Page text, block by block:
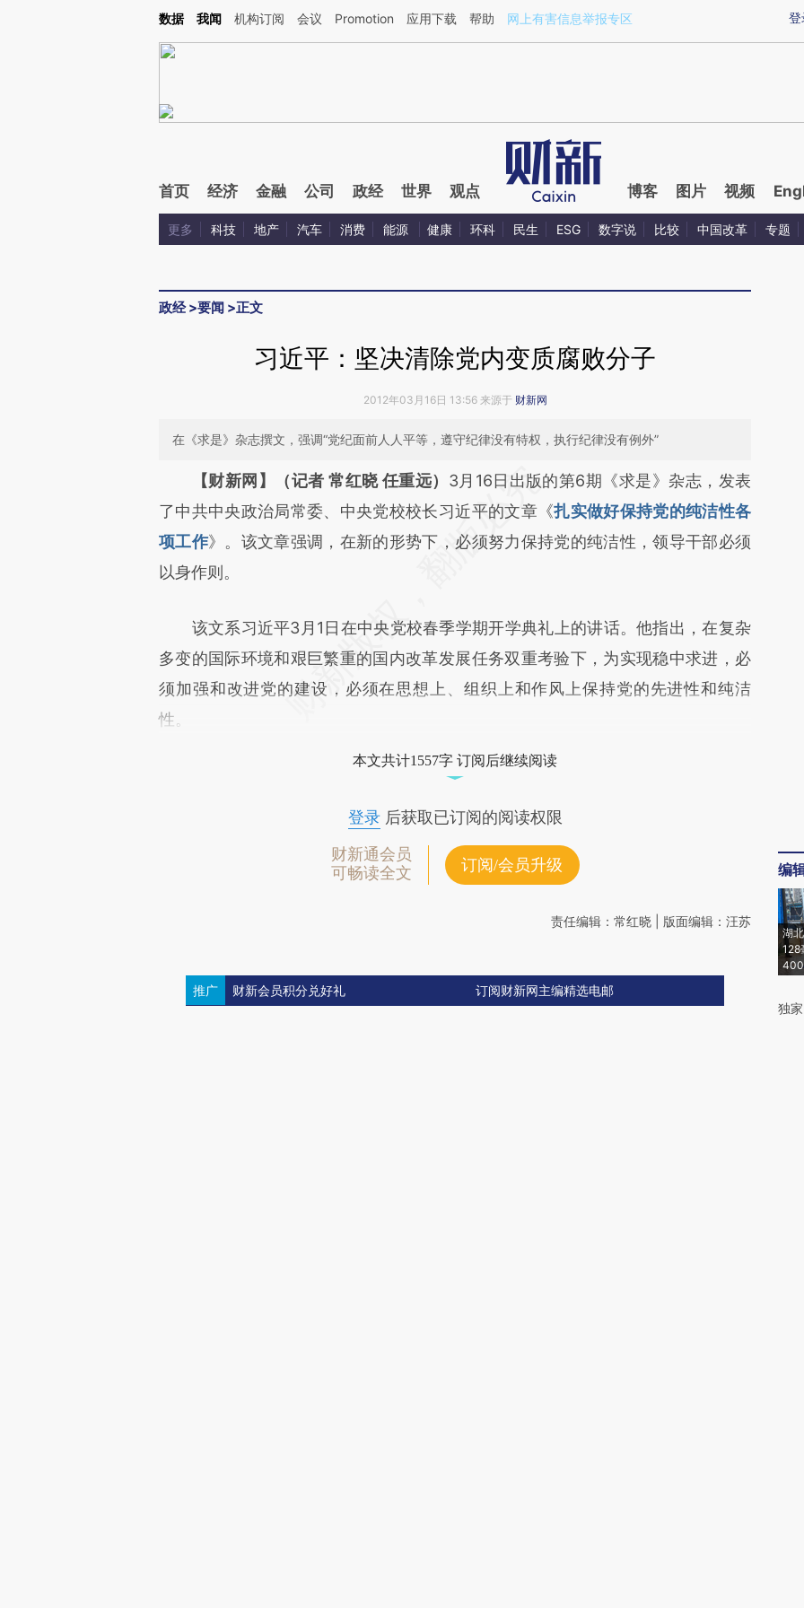
登
数据 我闻 机构订阅 会议 Promotion 应用下载 帮助 网上有害信息举报专区
首页 经济 金融 公司 政经 世界 观点 博客 图片 视频
更多 科技 地产 汽车 消费 能源 健康 环科 民生 ESG 数字说 比较 中国改革 专题
政经>要闻 >正文
习近平：坚决清除党内变质腐败分子
2012年03月16日 13:56 来源于 财新网
在《求是》杂志撰文，强调“党纪面前人人平等，遵守纪律没有特权，执行纪律没有例外”
【财新网】（记者 常红晓 任重远） 3月16日出版的第6期《求是》杂志，发表
了中共中央政治局常委、中央党校校长习近平的文章《扎实做好保持党的纯洁性各
项工作》。该文章强调，在新的形势下，必须努力保持党的纯洁性，领导干部必须
以身作则。
该文系习近平3月1日在中央党校春季学期开学典礼上的讲话。他指出，在复杂
多变的国际环境和艰巨繁重的国内改革发展任务双重考验下，为实现稳中求进，必
须加强和改进党的建设，必须在思想上、组织上和作风上保持党的先进性和纯洁
性。
本文共计1557字 订阅后继续阅读
登录后获取已订阅的阅读权限
财新通会员
可畅读全文
订阅/会员升级
责任编辑：常红晓 | 版面编辑：汪苏
推广 财新会员积分兑好礼 订阅财新网主编精选电邮
编
湖
128
独家